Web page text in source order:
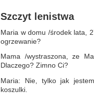
Szczyt lenistwa
Maria w domu /środek lata,
ogrzewanie?
Mama /wystraszona, ze
Dlaczego? Zimno Ci?
Maria: Nie, tylko jak
koszulki.